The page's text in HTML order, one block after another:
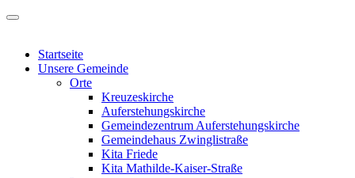
Startseite
Unsere Gemeinde
Orte
Kreuzeskirche
Auferstehungskirche
Gemeindezentrum Auferstehungskirche
Gemeindehaus Zwinglistraße
Kita Friede
Kita Mathilde-Kaiser-Straße